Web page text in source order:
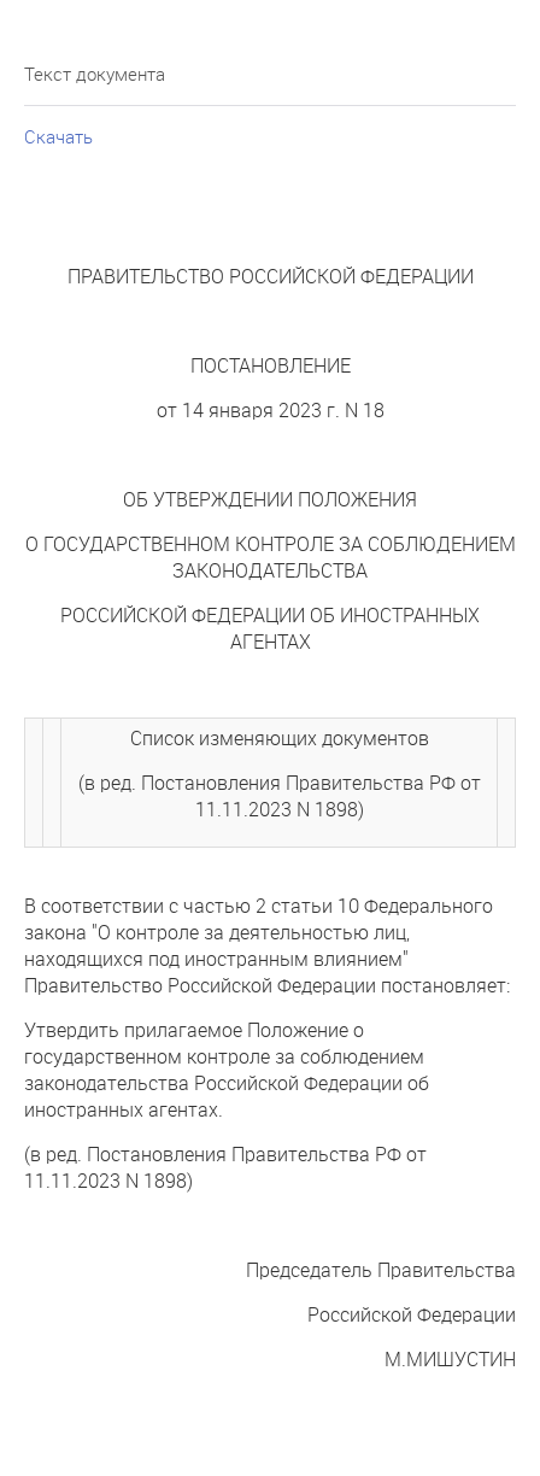
Текст документа
Скачать
ПРАВИТЕЛЬСТВО РОССИЙСКОЙ ФЕДЕРАЦИИ
ПОСТАНОВЛЕНИЕ
от 14 января 2023 г. N 18
ОБ УТВЕРЖДЕНИИ ПОЛОЖЕНИЯ
О ГОСУДАРСТВЕННОМ КОНТРОЛЕ ЗА СОБЛЮДЕНИЕМ
ЗАКОНОДАТЕЛЬСТВА
РОССИЙСКОЙ ФЕДЕРАЦИИ ОБ ИНОСТРАННЫХ
АГЕНТАХ
Список изменяющих документов
(в ред. Постановления Правительства РФ от
11.11.2023 N 1898)
В соответствии с частью 2 статьи 10 Федерального
закона "О контроле за деятельностью лиц,
находящихся под иностранным влиянием"
Правительство Российской Федерации постановляет:
Утвердить прилагаемое Положение о
государственном контроле за соблюдением
законодательства Российской Федерации об
иностранных агентах.
(в ред. Постановления Правительства РФ от
11.11.2023 N 1898)
Председатель Правительства
Российской Федерации
М.МИШУСТИН